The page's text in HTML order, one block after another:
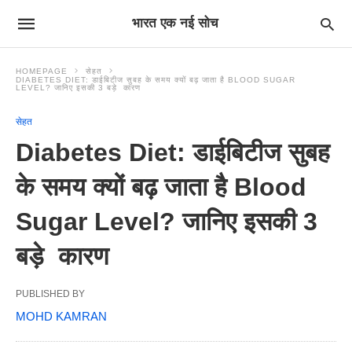
भारत एक नई सोच
HOMEPAGE
सेहत
DIABETES DIET: डाईबिटीज सुबह के समय क्यों बढ़ जाता है BLOOD SUGAR
LEVEL? जानिए इसकी 3 बड़े कारण
सेहत
Diabetes Diet: डाईबिटीज सुबह
के समय क्यों बढ़ जाता है Blood
Sugar Level? जानिए इसकी 3
बड़े कारण
PUBLISHED BY
MOHD KAMRAN